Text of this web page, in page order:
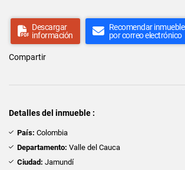
Descargar
información
Recomendar inmueble
por correo electrónico
Compartir
Detalles del inmueble :
País: Colombia
Departamento: Valle del Cauca
Ciudad: Jamundí